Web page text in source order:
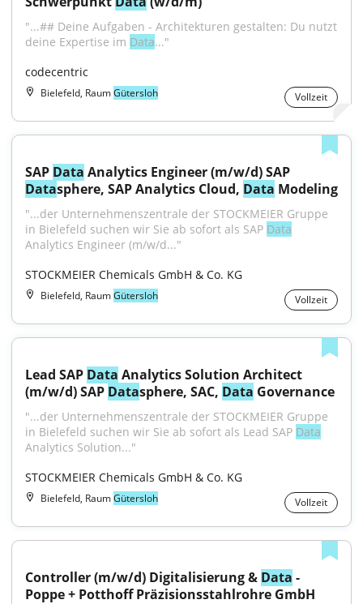
"...## Deine Aufgaben - Architekturen gestalten: Du nutzt
deine Expertise im Data..."
codecentric
Bielefeld, RaumGütersloh Vollzeit
SAP Data
Datasphere, SAP Analytics Cloud, Data Modeling
"...der Unternehmenszentrale der STOCKMEIER Gruppe
in Bielefeld suchen wir Sie ab sofort als SAP Data
Analytics Engineer (m/w/d..."
STOCKMEIER Chemicals GmbH & Co. KG
Bielefeld, RaumGütersloh Vollzeit
Lead SAP Data Analytics Solution Architect
(m/w/d) SAP Datasphere, SAC, Data Governance
"...der Unternehmenszentrale der STOCKMEIER Gruppe
in Bielefeld suchen wir Sie ab sofort als Lead SAP Data
Analytics Solution..."
STOCKMEIER Chemicals GmbH & Co. KG
Bielefeld, RaumGütersloh Vollzeit
Controller (m/w/d) Digitalisierung & Data -
Poppe + Potthoff Präzisionsstahlrohre GmbH